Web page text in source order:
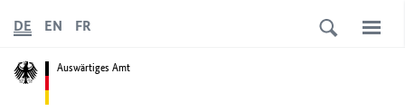
Auswärtiges Amt
DE EN FR